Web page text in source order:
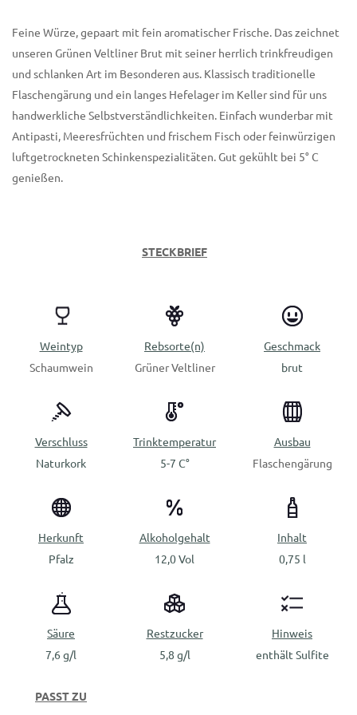
Feine Würze, gepaart mit fein aromatischer Frische. Das zeichnet
unseren Grünen Veltliner Brut mit seiner herrlich trinkfreudigen
und schlanken Art im Besonderen aus. Klassisch traditionelle
Flaschengärung und ein langes Hefelager im Keller sind für uns
handwerkliche Selbstverständlichkeiten. Einfach wunderbar mit
Antipasti, Meeresfrüchten und frischem Fisch oder feinwürzigen
luftgetrockneten Schinkenspezialitäten. Gut gekühlt bei 5° C
genießen.
STECKBRIEF
Weintyp Rebsorte(n)
Geschmack
Schaumwein
Grüner Veltliner brut
Verschluss Trinktemperatur
Ausbau
Naturkork
5-7 C° Flaschengärung
Herkunft Alkoholgehalt
Inhalt
Pfalz
12,0 Vol 0,75 l
Säure Restzucker
Hinweis
7,6 g/l
5,8 g/l enthält Sulfite
PASST ZU